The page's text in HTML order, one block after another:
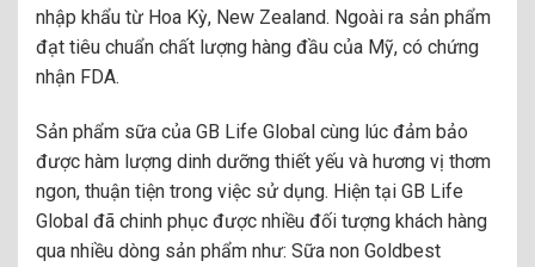
nhập khẩu từ Hoa Kỳ, New Zealand. Ngoài ra sản phẩm
đạt tiêu chuẩn chất lượng hàng đầu của Mỹ, có chứng
nhận FDA.
Sản phẩm sữa của GB Life Global cùng lúc đảm bảo
được hàm lượng dinh dưỡng thiết yếu và hương vị thơm
ngon, thuận tiện trong việc sử dụng. Hiện tại GB Life
Global đã chinh phục được nhiều đối tượng khách hàng
qua nhiều dòng sản phẩm như: Sữa non Goldbest